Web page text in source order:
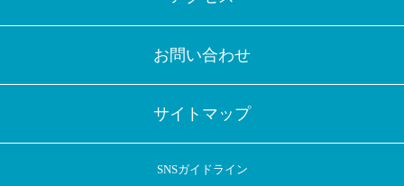
お問い合わせ
サイトマップ
SNSガイドライン